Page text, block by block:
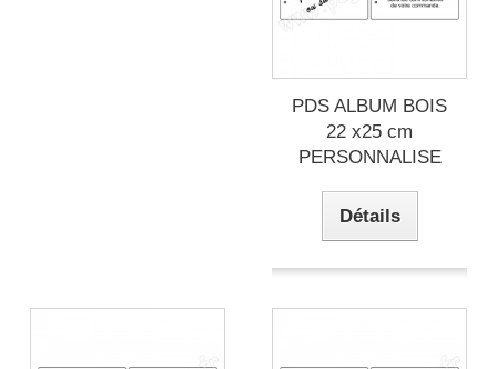
PDS ALBUM BOIS
22 x25 cm
PERSONNALISE
Détails